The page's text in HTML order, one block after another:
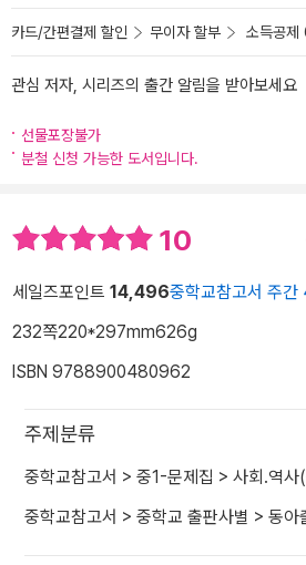
카드/간편결제 할인 무이자 할부 소득공
관심 저자, 시리즈의 출간 알림을 받아보세요
선물포장불가
분철 신청 가능한 도서입니다.
10
세일즈포인트 14,496중학교참고서 주간
232쪽220*297mm626g
ISBN 9788900480962
주제분류
중학교참고서 > 중1-문제집 > 사회.역사
중학교참고서 > 중학교 출판사별 > 동아